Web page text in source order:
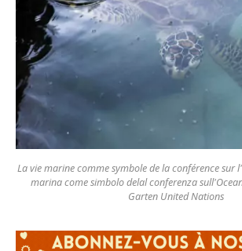
La vie marine comme symbole de la conférence sur
marina come simbolo delal conferenza
Garten United Nations